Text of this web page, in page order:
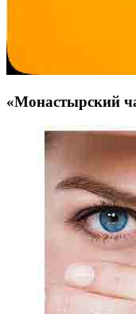
«Монастырский